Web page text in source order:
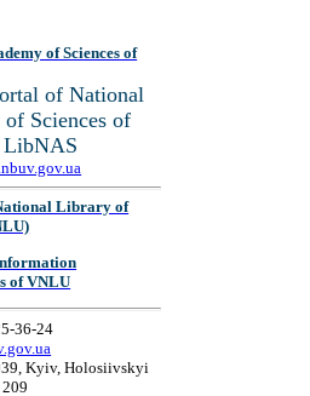
of Sciences of
of National
Sciences of
LibNAS
Library of
of VNLU
36-24
Kyiv, Holosiivskyi